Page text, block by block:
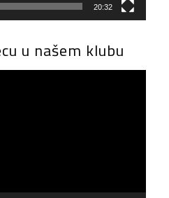
20:32
u našem klubu